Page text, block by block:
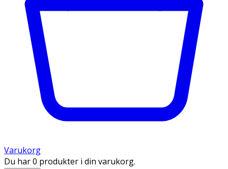
Varukorg
Du har 0 produkter i din varukorg.